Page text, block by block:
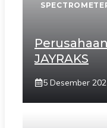
JAYRAKS
5 Desember